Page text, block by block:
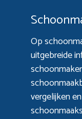
Op
uitgebreide
vergelijken